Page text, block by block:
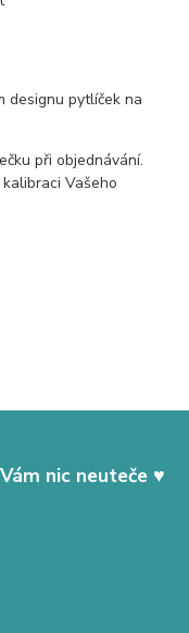
designu pytlíček na
při objednávání.
Vašeho
nic neuteče ♥